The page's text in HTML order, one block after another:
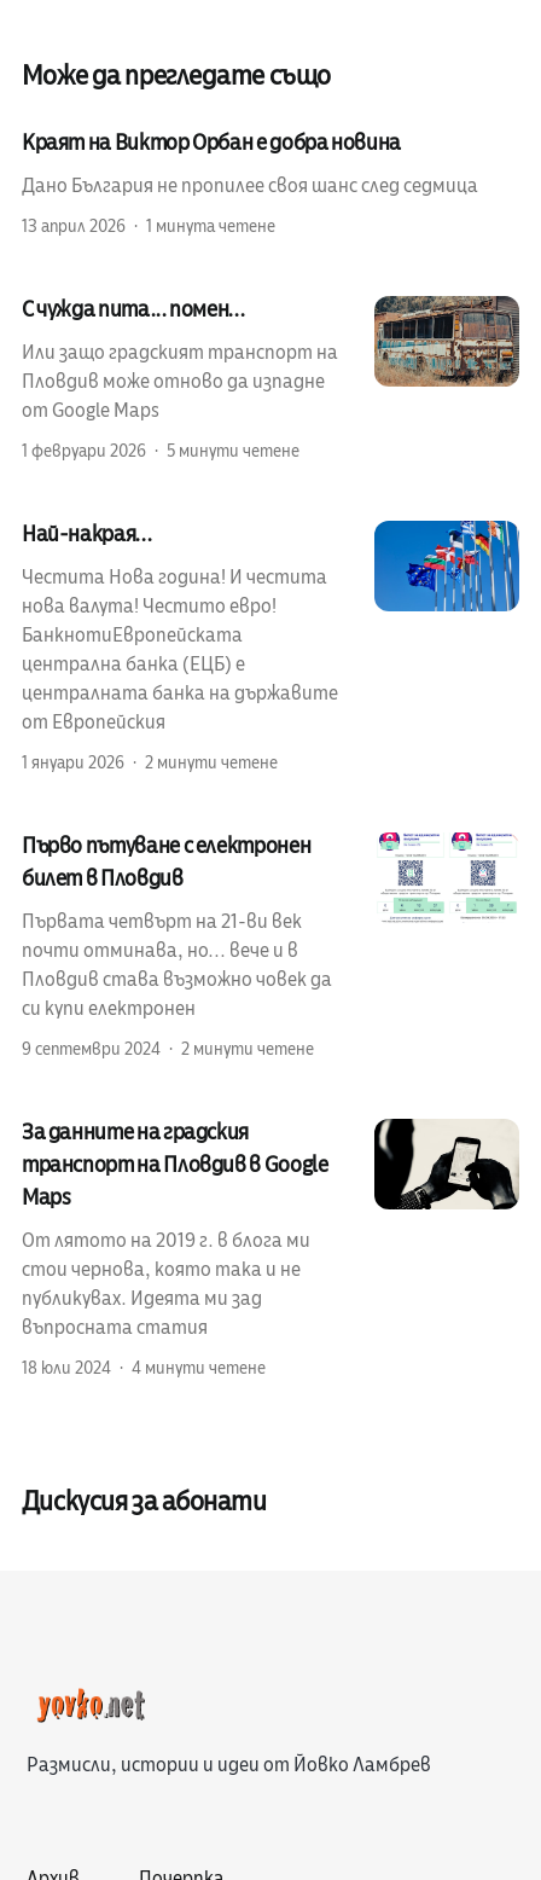
Може да прегледате също
Краят на Виктор Орбан е добра новина
Дано България не пропилее своя шанс след седмица
13 април 2026 1 минута четене
С чужда пита... помен...
Или защо градският транспорт на
Пловдив може отново да изпадне
от Google Maps
1 февруари 2026 5 минути четене
Най-накрая...
Честита Нова година! И честита
нова валута! Честито евро!
БанкнотиЕвропейската
централна банка (ЕЦБ) е
централната банка на държавите
от Европейския
1 януари 2026 2 минути четене
Първо пътуване с електронен
билет в Пловдив
Първата четвърт на 21-ви век
почти отминава, но... вече и в
Пловдив става възможно човек да
си купи електронен
9 септември 2024 2 минути четене
За данните на градския
транспорт на Пловдив в Google
Maps
От лятото на 2019 г. в блога ми
стои чернова, която така и не
публикувах. Идеята ми зад
въпросната статия
18 юли 2024 4 минути четене
Дискусия за абонати
Размисли, истории и идеи от Йовко Ламбрев